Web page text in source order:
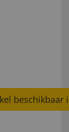
beschikbaar